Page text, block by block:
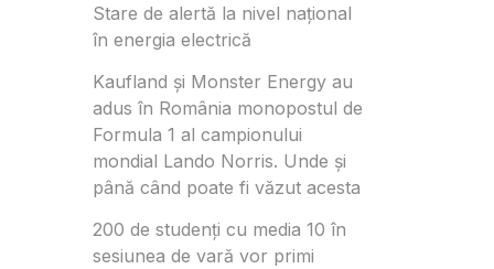
Stare de alertă la nivel național
în energia electrică
Kaufland și Monster Energy au
adus în România monopostul de
Formula 1 al campionului
mondial Lando Norris. Unde și
până când poate fi văzut acesta
200 de studenți cu media 10 în
sesiunea de vară vor primi